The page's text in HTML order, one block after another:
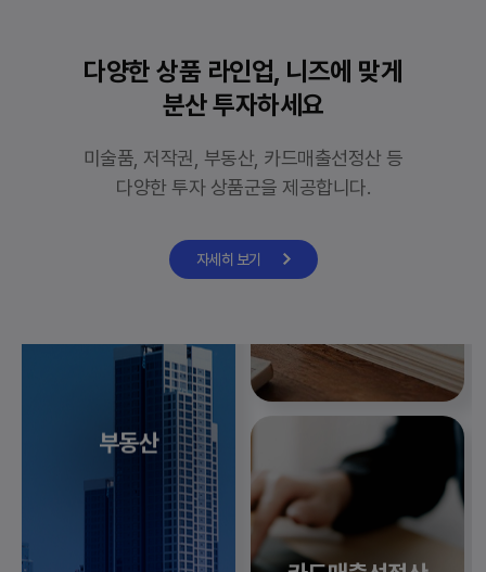
다양한 상품 라인업, 니즈에 맞게
분산 투자하세요
미술품, 저작권, 부동산, 카드매출선정산 등
다양한 투자 상품군을 제공합니다.
자세히 보기
부동산
카드매출선정산